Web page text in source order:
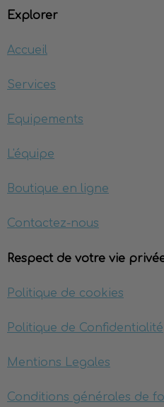
Explorer
Accueil
Services
Equipements
L'équipe
Boutique en ligne
Contactez-nous
Respect de votre vie
Politique de cookies
Politique de Confidentialité
Mentions Legales
Conditions générales de